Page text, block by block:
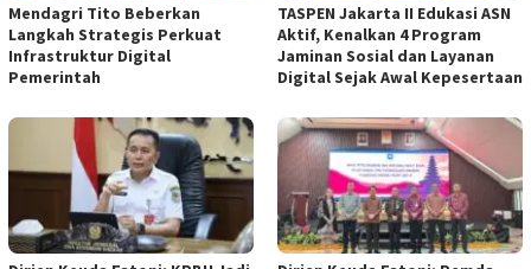
Mendagri Tito Beberkan
Langkah Strategis Perkuat
Infrastruktur Digital
Pemerintah
TASPEN Jakarta II Edukasi ASN
Aktif, Kenalkan 4 Program
Jaminan Sosial dan Layanan
Digital Sejak Awal Kepesertaan